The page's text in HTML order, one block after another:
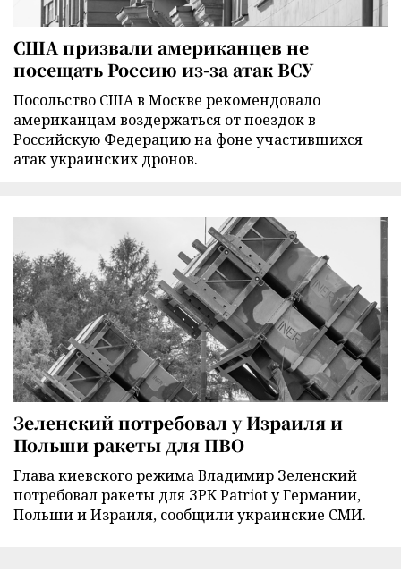
США призвали американцев не
посещать Россию из-за атак ВСУ
Посольство США в Москве рекомендовало
американцам воздержаться от поездок в
Российскую Федерацию на фоне участившихся
атак украинских дронов.
Зеленский потребовал у Израиля и
Польши ракеты для ПВО
Глава киевского режима Владимир Зеленский
потребовал ракеты для ЗРК Patriot у Германии,
Польши и Израиля, сообщили украинские СМИ.